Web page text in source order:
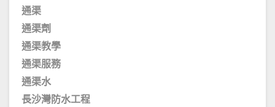
通渠
通渠劑
通渠教學
通渠服務
通渠水
長沙灣防水工程